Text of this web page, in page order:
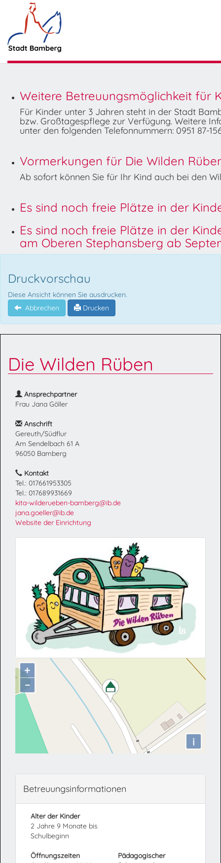
Weitere Betreuungsmöglichkeit für
Für Kinder unter 3 Jahren steht in der Stadt
bzw. Großtagespflege zur Verfügung. Weitere
unter den folgenden Telefonnummern: 0951 87-
Vormerkungen für Die Wilden
Ab sofort können Sie für Ihr Kind auch bei den
Es sind noch freie Plätze in der
Es sind noch freie Plätze in der
am Oberen Stephansberg ab
Druckvorschau
Diese Ansicht können Sie ausdrucken.
Abbrechen
Drucken
Die Wilden Rüben
Ansprechpartner
Frau Jana Göller
Anschrift
Gereuth/Südflur
Am Sendelbach 61 A
96050 Bamberg
Kontakt
Tel.: 017661953305
Tel.: 017689931669
kita-wilderueben-bamberg@ib.de
jana.goeller@ib.de
Website der Einrichtung
+
−
i
Betreuungsinformationen
Alter der Kinder
2 Jahre 9 Monate bis
Schulbeginn
Öffnungszeiten
Pädagogischer